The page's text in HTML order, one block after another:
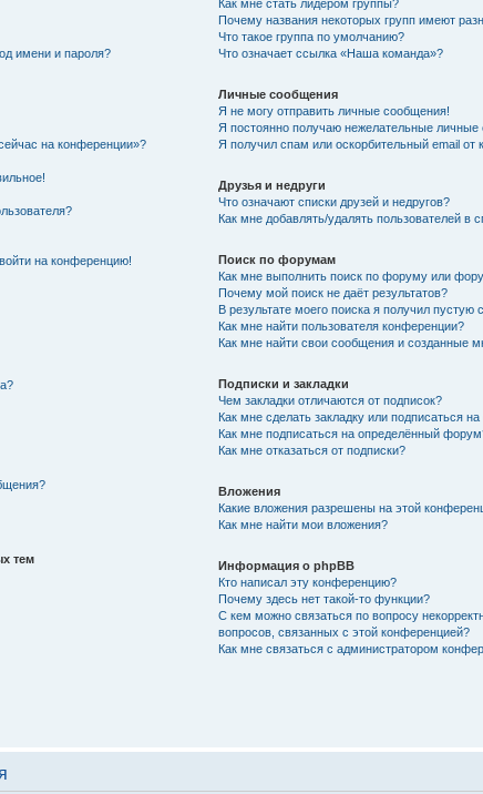
имени и пароля?
на конференции»?
на конференцию!
тем
Как мне стать лидером группы?
Почему названия некоторых групп имеют
Что такое группа по умолчанию?
Что означает ссылка «Наша команда»?
Личные сообщения
Я не могу отправить личные сообщения!
Я постоянно получаю нежелательные личные
Я получил спам или оскорбительный email от
Друзья и недруги
Что означают списки друзей и недругов?
Как мне добавлять/удалять пользователей в
Поиск по форумам
Как мне выполнить поиск по форуму или
Почему мой поиск не даёт результатов?
В результате моего поиска я получил пустую
Как мне найти пользователя конференции?
Как мне найти свои сообщения и созданные
Подписки и закладки
Чем закладки отличаются от подписок?
Как мне сделать закладку или подписаться
Как мне подписаться на определённый
Как мне отказаться от подписки?
Вложения
Какие вложения разрешены на этой
Как мне найти мои вложения?
Информация о phpBB
Кто написал эту конференцию?
Почему здесь нет такой-то функции?
С кем можно связаться по вопросу
вопросов, связанных с этой конференцией?
Как мне связаться с администратором